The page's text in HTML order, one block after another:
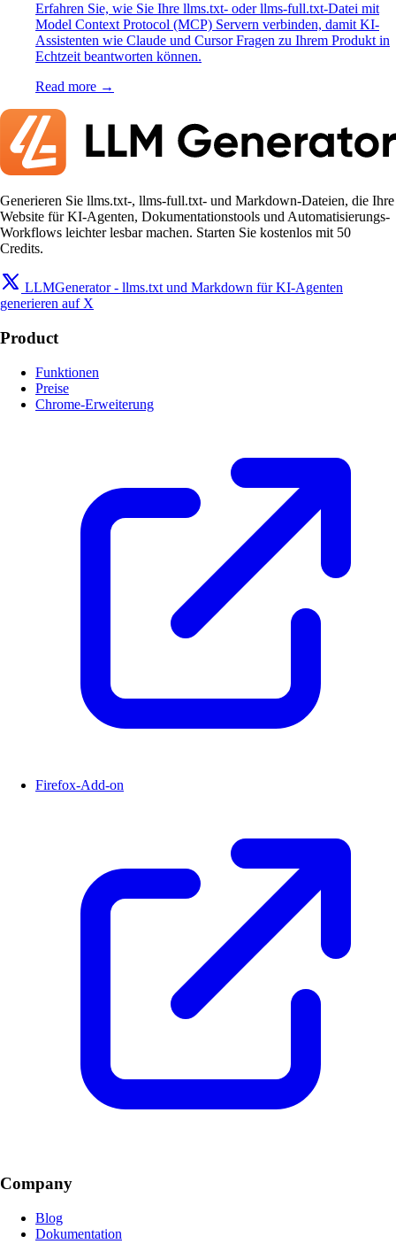
Erfahren Sie, wie Sie Ihre llms.txt- oder llms-full.txt-Datei mit
Model Context Protocol (MCP) Servern verbinden, damit KI-
Assistenten wie Claude und Cursor Fragen zu Ihrem Produkt in
Echtzeit beantworten können.
Read more →
Generieren Sie llms.txt-, llms-full.txt- und Markdown-Dateien, die Ihre
Website für KI-Agenten, Dokumentationstools und Automatisierungs-
Workflows leichter lesbar machen. Starten Sie kostenlos mit 50
Credits.
LLMGenerator - llms.txt und Markdown für KI-Agenten
generieren auf X
Product
Funktionen
Preise
Chrome-Erweiterung
Firefox-Add-on
Company
Blog
Dokumentation